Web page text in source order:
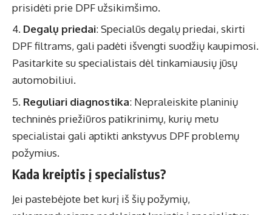
prisidėti prie DPF užsikimšimo.
Degalų priedai: Specialūs degalų priedai, skirti
DPF filtrams, gali padėti išvengti suodžių kaupimosi.
Pasitarkite su specialistais dėl tinkamiausių jūsų
automobiliui.
Reguliari diagnostika: Nepraleiskite planinių
techninės priežiūros patikrinimų, kurių metu
specialistai gali aptikti ankstyvus DPF problemų
požymius.
Kada kreiptis į specialistus?
Jei pastebėjote bet kurį iš šių požymių,